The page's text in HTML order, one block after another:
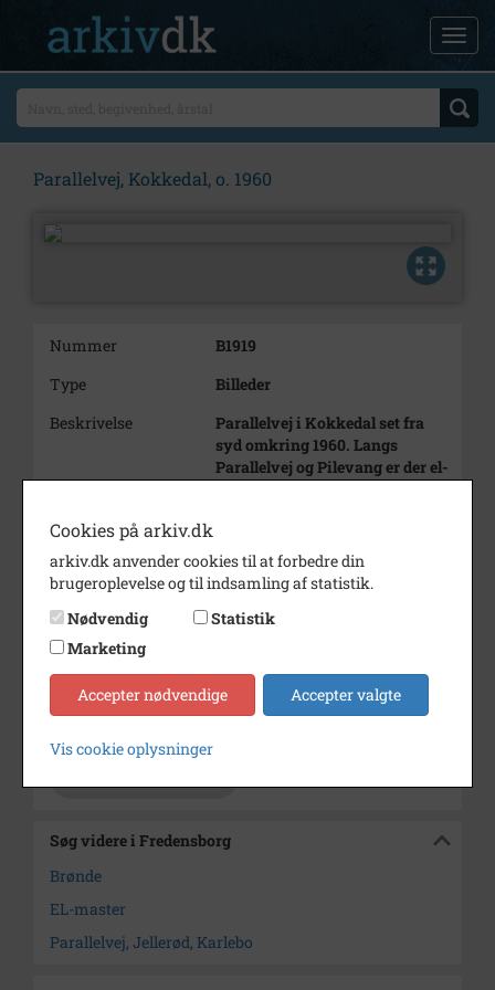
Parallelvej, Kokkedal, o. 1960
Nummer
B1919
Type
Billeder
Beskrivelse
Parallelvej i Kokkedal set fra
syd omkring 1960. Langs
Parallelvej og Pilevang er der el-
Periode
1955 - 1965
Dateringsnote
Omkring 1960
Fotograf
Størrelse
18 x 24
Søg videre i Fredensborg
Brønde
EL-master
Parallelvej, Jellerød, Karlebo
Cookies på arkiv.dk
arkiv.dk anvender cookies til at forbedre din
brugeroplevelse og til indsamling af statistik.
Nødvendig
Statistik
Marketing
Accepter nødvendige Accepter valgte
Vis cookie oplysninger